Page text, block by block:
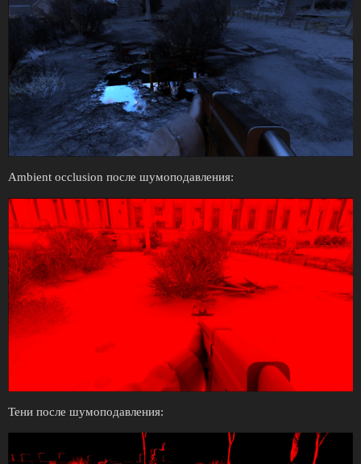
Ambient occlusion после шумоподавления:
Тени после шумоподавления: